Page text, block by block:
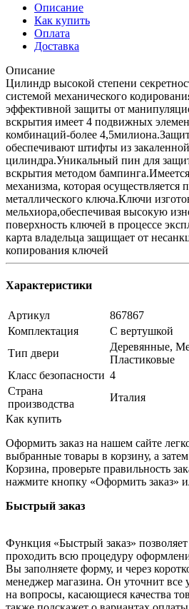
Описание
Как купить
Оплата
Доставка
Описание
Цилиндр высокой степени
системой механического
эффективной защиты от
вскрытия имеет 4 подвижных
комбинаций-более
обеспечивают штифты из
цилиндра.Уникальный пин для
вскрытия методом
механизма, которая
металлического ключа.Ключи
мельхиора,обеспечивая высокую
поверхность ключей в процессе
карта владельца защищает от
копирования ключей
Характеристики
Артикул
867867
Комплектация
С вертушкой
Тип двери
Деревянные,
Пластиковые
Класс безопасности 4
Страна
производства
Италия
Как купить
Оформить заказ на нашем сайте
выбранные товары в корзину, а
Корзина, проверьте правильность
нажмите кнопку «Оформить заказ»
Быстрый заказ
Функция «Быстрый заказ»
проходить всю процедуру
Вы заполняете форму, и через
менеджер магазина. Он уточнит все
на вопросы, касающиеся качества